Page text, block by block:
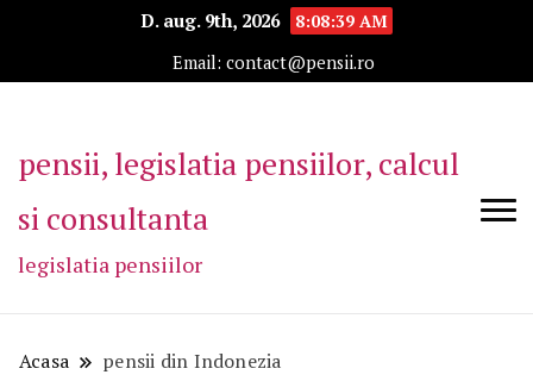
D. aug. 9th, 2026
8:08:39 AM
Email: contact@pensii.ro
pensii, legislatia pensiilor, calcul
si consultanta
legislatia pensiilor
Acasa pensii din Indonezia